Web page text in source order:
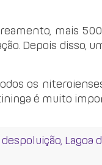
mais
Depois disso,
os
é muito
despoluição Lagoa